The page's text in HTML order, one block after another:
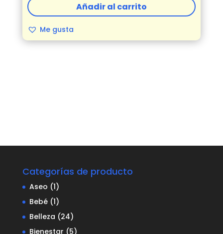
Añadir al carrito
Me gusta
Categorías de producto
Aseo (1)
Bebé (1)
Belleza (24)
Bienestar (5)